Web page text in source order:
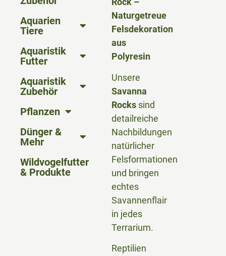
Aquarien
Tiere
Aquaristik
Futter
Aquaristik
Zubehör
Pflanzen
Dünger &
Mehr
Wildvogelfutter
& Produkte
Naturgetreue
Felsdekoration
aus
Polyresin
Unsere
Savanna
Rockssind
detailreiche
Nachbildungen
natürlicher
Felsformationen
und bringen
echtes
Savannenflair
in jedes
Terrarium.
Reptilien